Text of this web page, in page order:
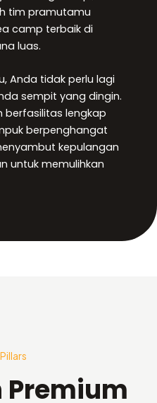
tim pramutamu
camp terbaik di
luas.
Anda tidak perlu lagi
sempit yang dingin.
berfasilitas lengkap
berpenghangat
kepulangan
untuk memulihkan
Premium